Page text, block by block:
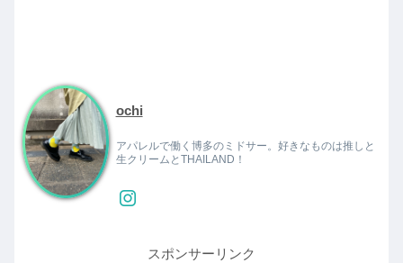
ochi
アパレルで働く博多のミドサー。好きなものは推しと
生クリームとTHAILAND！
スポンサーリンク